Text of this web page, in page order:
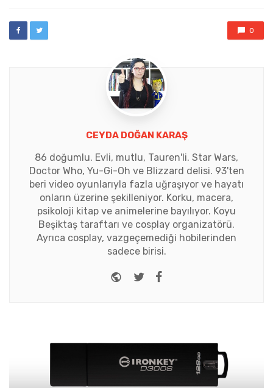
0
CEYDA DOĞAN KARAŞ
86 doğumlu. Evli, mutlu, Tauren'li. Star Wars,
Doctor Who, Yu-Gi-Oh ve Blizzard delisi. 93'ten
beri video oyunlarıyla fazla uğraşıyor ve hayatı
onların üzerine şekilleniyor. Korku, macera,
psikoloji kitap ve animelerine bayılıyor. Koyu
Beşiktaş taraftarı ve cosplay organizatörü.
Ayrıca cosplay, vazgeçemediği hobilerinden
sadece birisi.
Website
Twitter